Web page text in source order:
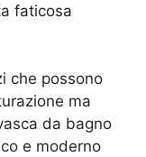
faticosa
che possono
ma
da bagno
e moderno